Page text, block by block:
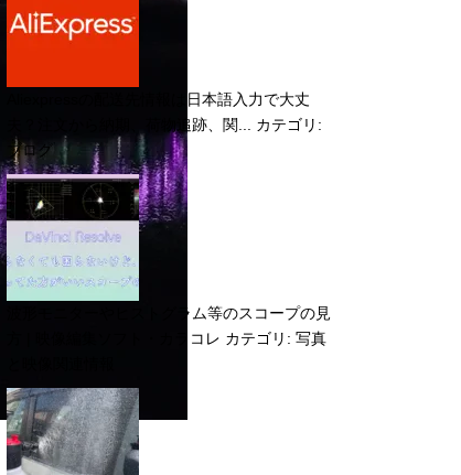
Aliexpressの配送先情報は日本語入力で大丈
夫？注文から納期、荷物追跡、関...
カテゴリ:
ブログ
波形モニターやヒストグラム等のスコープの見
方 | 映像編集ソフト・カラコレ カテゴリ: 写真